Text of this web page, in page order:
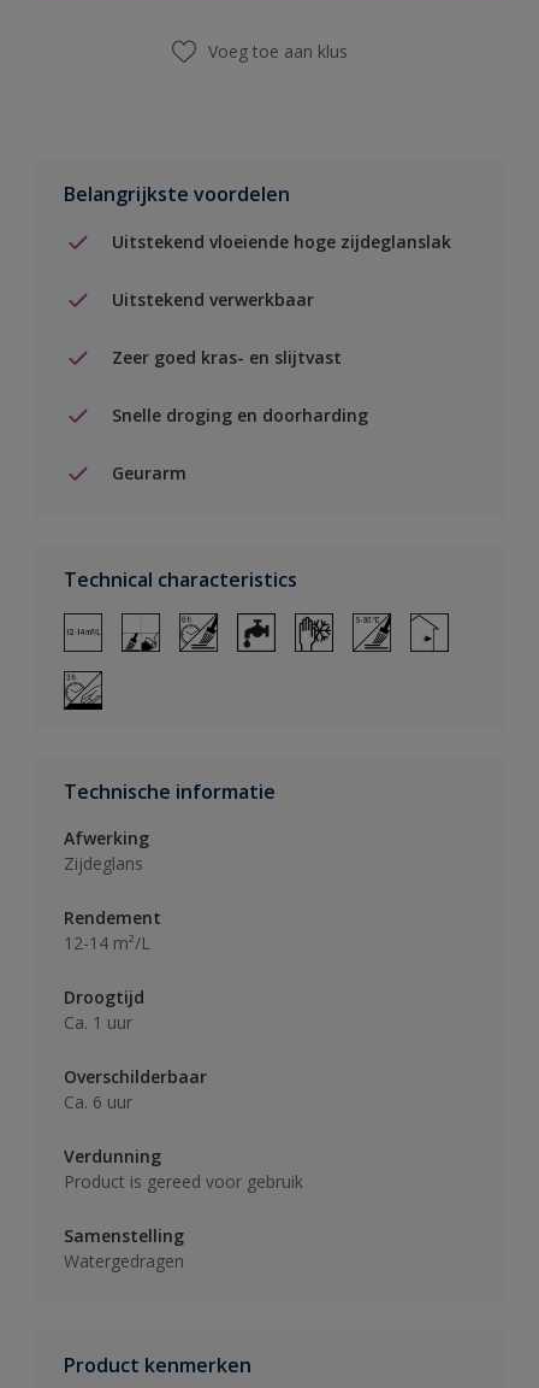
Voeg toe aan klus
Belangrijkste voordelen
Uitstekend vloeiende hoge zijdeglanslak
Uitstekend verwerkbaar
Zeer goed kras- en slijtvast
Snelle droging en doorharding
Geurarm
Technical characteristics
Technische informatie
Afwerking
Zijdeglans
Rendement
12-14 m²/L
Droogtijd
Ca. 1 uur
Overschilderbaar
Ca. 6 uur
Verdunning
Product is gereed voor gebruik
Samenstelling
Watergedragen
Product kenmerken